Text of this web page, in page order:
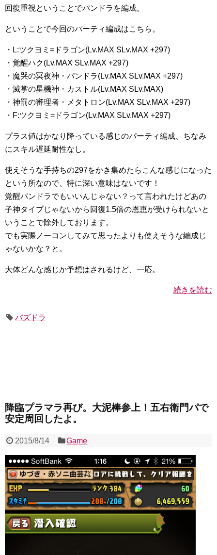
回復重視ということでパンドラを編成。
ということで今回のパーティ編成はこちら。
・L:ツクヨミ=ドラゴン(Lv.MAX SLv.MAX +297)
・覚醒ハク(Lv.MAX SLv.MAX +297)
・魔哭の冥夜神・パンドラ(Lv.MAX SLv.MAX +297)
・滅掌の星機神・カストル(Lv.MAX SLv.MAX)
・神罰の審理者・メタトロン(Lv.MAX SLv.MAX +297)
・F:ツクヨミ=ドラゴン(Lv.MAX SLv.MAX +297)
プラス値はかなり降っている感じのパーティ編成、ちなみ
にスキル遅延耐性なし。
使えそうな手持ちの297をかき集めたらこんな感じになった
という所なので、特に深い意味はないです！
覚醒パンドラでもいいんじゃない？って言われたけどあの
子神タイプじゃないから回復1.5倍の恩恵が受けられないと
いうことで除外しております。
でも実際ノーコンしてみて思ったよりも使えそうな編成じ
ゃないかな？と。
大体どんな感じか予想はされるけど、一応。
続きを読む
パズドラ
降臨プラマラ再び。大泥棒参上！五右衛門パで
安定周回したよ。
2015/8/14 Game